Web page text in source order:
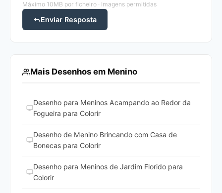
Máximo 10MB por ficheiro · Imagens permitidas
Enviar Resposta
Mais Desenhos em Menino
Desenho para Meninos Acampando ao Redor da
Fogueira para Colorir
Desenho de Menino Brincando com Casa de
Bonecas para Colorir
Desenho para Meninos de Jardim Florido para
Colorir